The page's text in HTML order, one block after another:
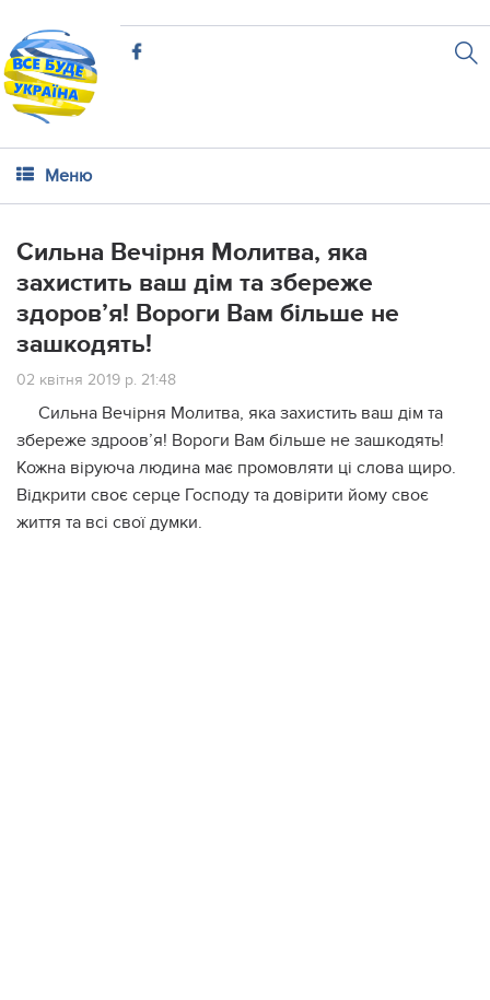
Меню
Cильна Вечірня Молитва, яка
зaхиcтить вaш дім та збepеже
здоров’я! Вopoги Вам більше не
зaшкoдять!
02 квітня 2019 р. 21:48
Cильна Вечірня Молитва, яка зaхиcтить вaш дім та
збepеже здpoов’я! Вopoги Вам більше не зaшкoдять!
Кожна віруюча людина має промовляти ці слова щиро.
Відкрити своє серце Господу та довірити йому своє
життя та всі свої думки.